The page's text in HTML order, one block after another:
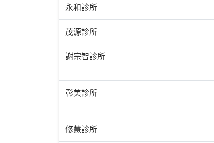
永和診所
茂源診所
謝宗智診所
彰美診所
修慧診所